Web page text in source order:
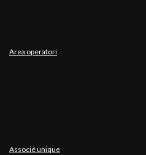
Area operatori
Associé unique